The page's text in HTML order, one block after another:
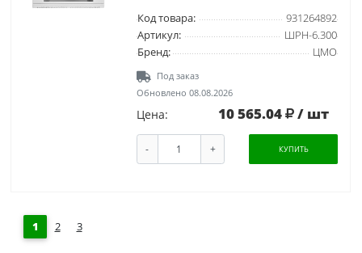
Код товара:
931264892
Артикул:
ШРН-6.300
Бренд:
ЦМО
Под заказ
Обновлено 08.08.2026
Цена: 10 565.04 / шт
- + КУПИТЬ
1 2 3